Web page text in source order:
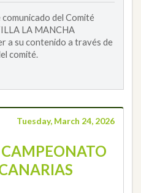
del Comité
LA MANCHA
a su contenido a través de
comité.
Tuesday, March 24, 2026